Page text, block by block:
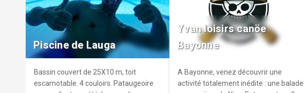
Piscine de Lauga
Bassin couvert de 25X10 m, toit
escamotable. 4 couloirs. Pataugeoire
Yvan loisirs canöe
Bayonne
A Bayonne, venez découvrir une
activité totalement inédite : une balade